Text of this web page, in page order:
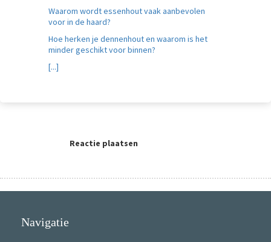
Waarom wordt essenhout vaak aanbevolen
voor in de haard?
Hoe herken je dennenhout en waarom is het
minder geschikt voor binnen?
[...]
Reactie plaatsen
Navigatie